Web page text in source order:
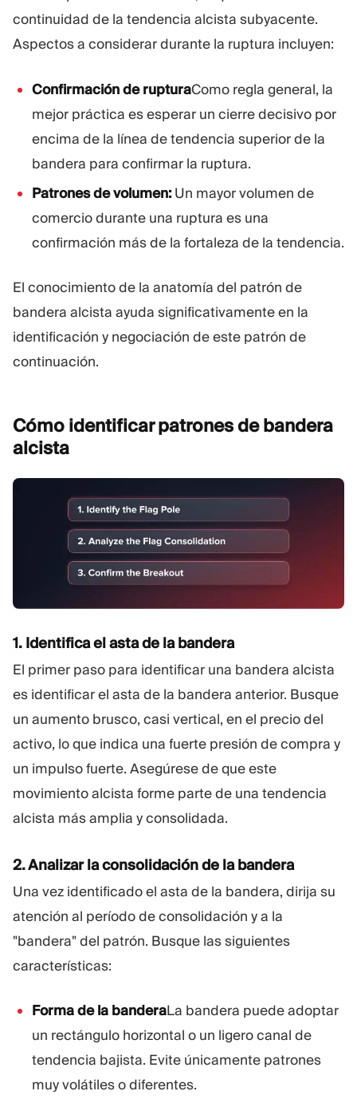
continuidad de la tendencia alcista subyacente.
Aspectos a considerar durante la ruptura incluyen:
Confirmación de rupturaComo regla general, la
mejor práctica es esperar un cierre decisivo por
encima de la línea de tendencia superior de la
bandera para confirmar la ruptura.
Patrones de volumen:Un mayor volumen de
comercio durante una ruptura es una
confirmación más de la fortaleza de la tendencia.
El conocimiento de la anatomía del patrón de
bandera alcista ayuda significativamente en la
identificación y negociación de este patrón de
continuación.
Cómo identificar patrones de bandera
alcista
1. Identifica el asta de la bandera
El primer paso para identificar una bandera alcista
es identificar el asta de la bandera anterior. Busque
un aumento brusco, casi vertical, en el precio del
activo, lo que indica una fuerte presión de compra y
un impulso fuerte. Asegúrese de que este
movimiento alcista forme parte de una tendencia
alcista más amplia y consolidada.
2. Analizar la consolidación de la bandera
Una vez identificado el asta de la bandera, dirija su
atención al período de consolidación y a la
"bandera" del patrón. Busque las siguientes
características:
Forma de la banderaLa bandera puede adoptar
un rectángulo horizontal o un ligero canal de
tendencia bajista. Evite únicamente patrones
muy volátiles o diferentes.